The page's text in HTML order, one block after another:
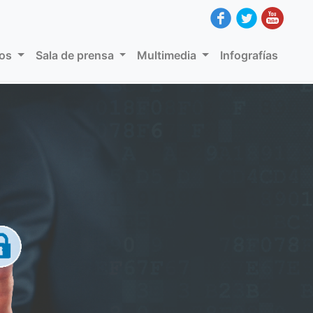
Sala de prensa Multimedia Infografías